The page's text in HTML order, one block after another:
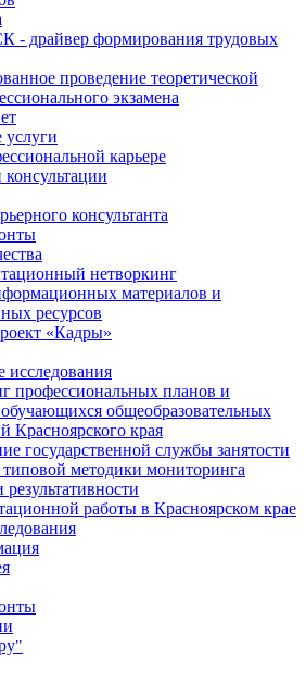
- драйвер формирования трудовых
проведение теоретической
экзамена
услуги
карьере
консультанта
нетворкинг
материалов и
ресурсов
«Кадры»
исследования
профессиональных планов и
общеобразовательных
Красноярского края
государственной службы занятости
методики мониторинга
результативности
работы в Красноярском крае